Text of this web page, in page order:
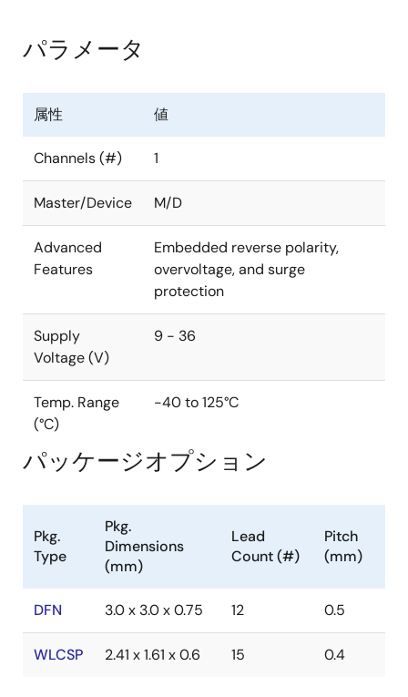
パラメータ
属性 値
Channels (#) 1
Master/Device M/D
Advanced
Features
Embedded reverse polarity,
overvoltage, and surge
protection
Supply
Voltage (V)
9 - 36
Temp. Range
(°C)
-40 to 125°C
パッケージオプション
Pkg.
Type
Pkg.
Dimensions
(mm)
Lead
Count (#)
Pitch
(mm)
DFN 3.0 x 3.0 x 0.75 12 0.5
WLCSP 2.41 x 1.61 x 0.6 15 0.4